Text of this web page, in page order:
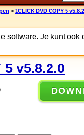
> 1CLICK DVD COPY 5
software. Je kunt ook
5 v5.8.2.0